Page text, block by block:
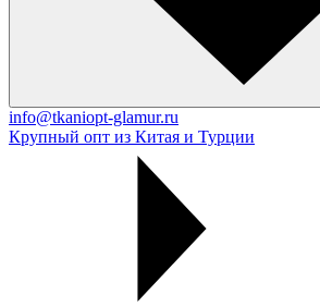
info@tkaniopt-glamur.ru
Крупный опт из Китая и Турции